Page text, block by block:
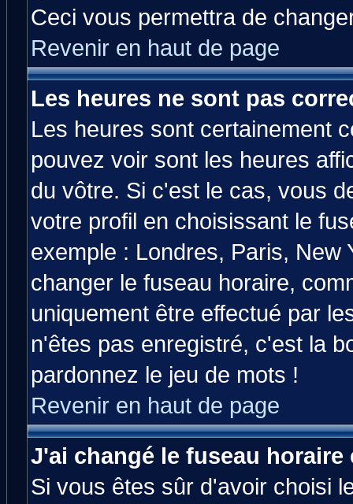
Ceci vous permettra de
Revenir en haut de page
Les heures ne sont pas
Les heures sont certainement
pouvez voir sont les heures
du vôtre. Si c'est le cas, vous
votre profil en choisissant le
exemple : Londres, Paris, New
changer le fuseau horaire,
uniquement être effectué par
n'êtes pas enregistré, c'est la
pardonnez le jeu de mots !
Revenir en haut de page
J'ai changé le fuseau
Si vous êtes sûr d'avoir choisi